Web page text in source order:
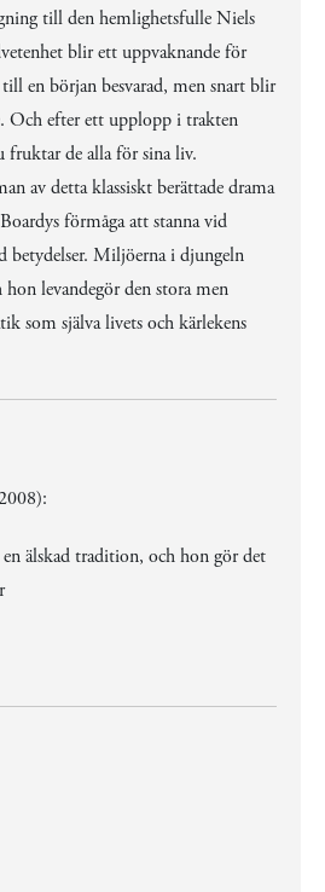
till den hemlighetsfulle Niels
blir ett uppvaknande för
en början besvarad, men snart blir
Och efter ett upplopp i trakten
fruktar de alla för sina liv.
av detta klassiskt berättade drama
förmåga att stanna vid
betydelser. Miljöerna i djungeln
hon levandegör den stora men
som själva livets och kärlekens
älskad tradition, och hon gör det